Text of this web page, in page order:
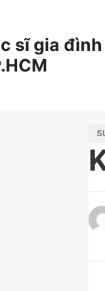
sĩ gia đình